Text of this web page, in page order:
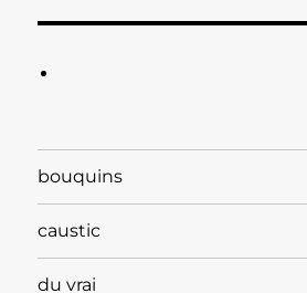
bouquins
caustic
du vrai